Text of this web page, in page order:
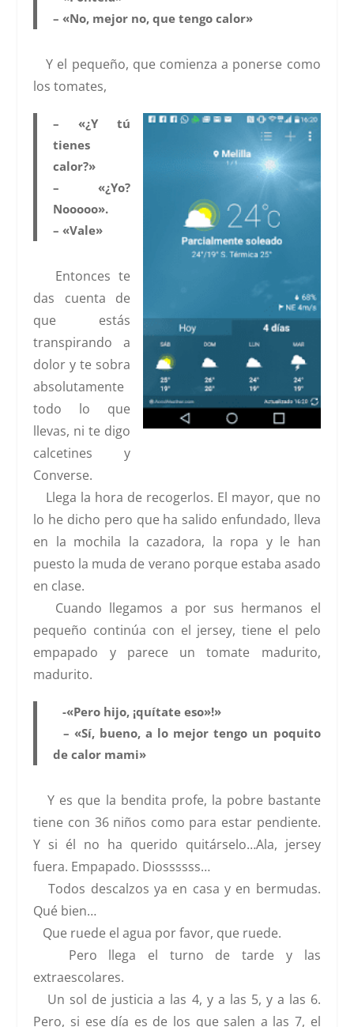
– «No, mejor no, que tengo calor»
Y el pequeño, que comienza a ponerse como
los tomates,
– «¿Y tú
tienes
calor?»
– «¿Yo?
Nooooo».
– «Vale»
Entonces te
das cuenta de
que estás
transpirando a
dolor y te sobra
absolutamente
todo lo que
llevas, ni te digo
calcetines y
Converse.
Llega la hora de recogerlos. El mayor, que no
lo he dicho pero que ha salido enfundado, lleva
en la mochila la cazadora, la ropa y le han
puesto la muda de verano porque estaba asado
en clase.
Cuando llegamos a por sus hermanos el
pequeño continúa con el jersey, tiene el pelo
empapado y parece un tomate madurito,
madurito.
-«Pero hijo, ¡quítate eso»!»
– «Sí, bueno, a lo mejor tengo un poquito
de calor mami»
Y es que la bendita profe, la pobre bastante
tiene con 36 niños como para estar pendiente.
Y si él no ha querido quitárselo…Ala, jersey
fuera. Empapado. Diossssss…
Todos descalzos ya en casa y en bermudas.
Qué bien…
Que ruede el agua por favor, que ruede.
Pero llega el turno de tarde y las
extraescolares.
Un sol de justicia a las 4, y a las 5, y a las 6.
Pero, si ese día es de los que salen a las 7, el